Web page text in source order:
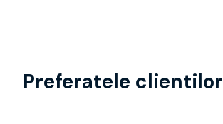
Preferatele clientilor